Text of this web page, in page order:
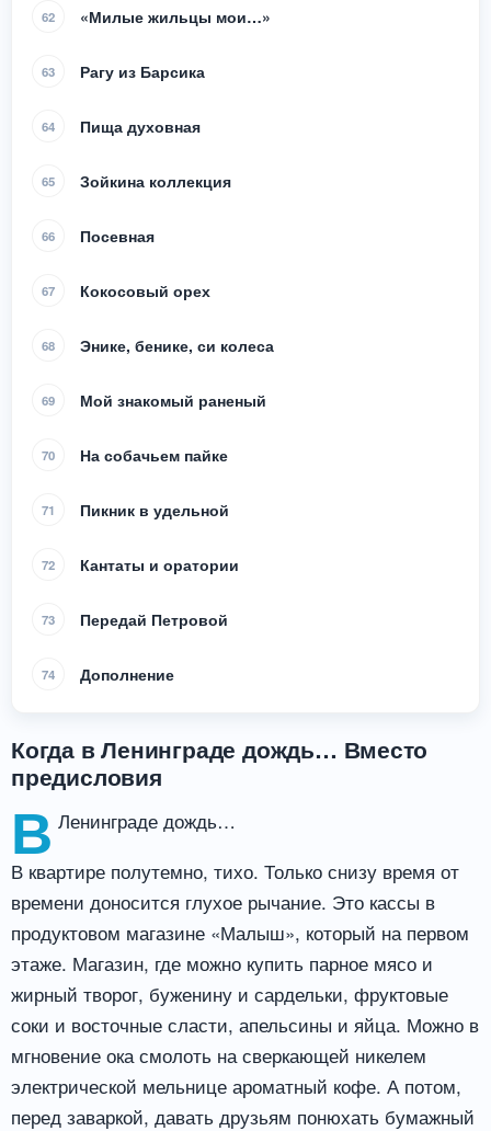
62 «Милые жильцы мои…»
63 Рагу из Барсика
64 Пища духовная
65 Зойкина коллекция
66 Посевная
67 Кокосовый орех
68 Энике, бенике, си колеса
69 Мой знакомый раненый
70 На собачьем пайке
71 Пикник в удельной
72 Кантаты и оратории
73 Передай Петровой
74 Дополнение
Когда в Ленинграде дождь… Вместо
предисловия
В Ленинграде дождь…
В квартире полутемно, тихо. Только снизу время от
времени доносится глухое рычание. Это кассы в
продуктовом магазине «Малыш», который на первом
этаже. Магазин, где можно купить парное мясо и
жирный творог, буженину и сардельки, фруктовые
соки и восточные сласти, апельсины и яйца. Можно в
мгновение ока смолоть на сверкающей никелем
электрической мельнице ароматный кофе. А потом,
перед заваркой, давать друзьям понюхать бумажный